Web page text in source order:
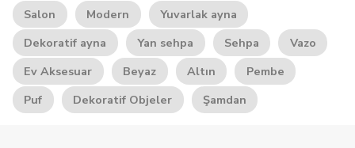
Salon Modern
Yuvarlak ayna
Dekoratif ayna
Yan sehpa Sehpa
Vazo
Ev Aksesuar
Beyaz Altın
Pembe
Puf
Dekoratif Objeler Şamdan